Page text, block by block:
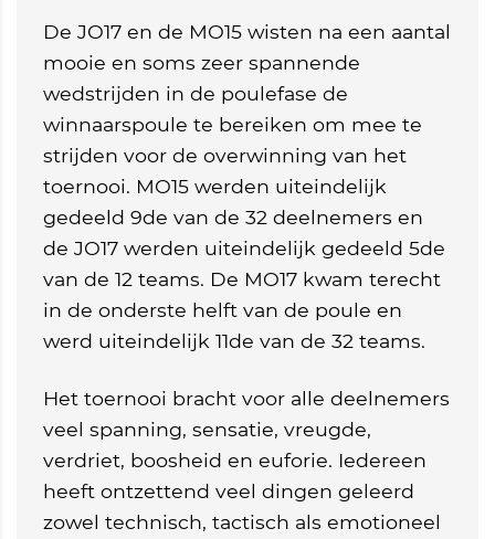
De JO17 en de MO15 wisten na een aantal
mooie en soms zeer spannende
wedstrijden in de poulefase de
winnaarspoule te bereiken om mee te
strijden voor de overwinning van het
toernooi. MO15 werden uiteindelijk
gedeeld 9de van de 32 deelnemers en
de JO17 werden uiteindelijk gedeeld 5de
van de 12 teams. De MO17 kwam terecht
in de onderste helft van de poule en
werd uiteindelijk 11de van de 32 teams.
Het toernooi bracht voor alle deelnemers
veel spanning, sensatie, vreugde,
verdriet, boosheid en euforie. Iedereen
heeft ontzettend veel dingen geleerd
zowel technisch, tactisch als emotioneel